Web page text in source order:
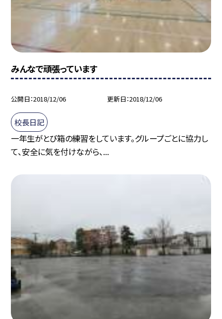
みんなで頑張っています
公開日 2018/12/06 更新日 2018/12/06
校長日記
一年生がとび箱の練習をしています。グループごとに協力し
て、安全に気を付けながら、...